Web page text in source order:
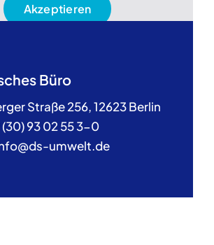
Akzeptieren
Büro
Straße 256, 12623 Berlin
(30) 93 02 55 3-0
umwelt.de